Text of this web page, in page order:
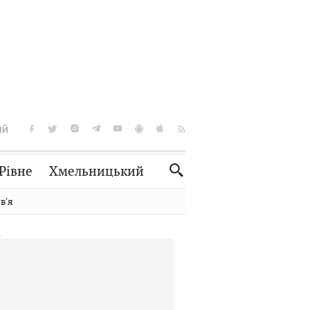
Хмельницький
Словко